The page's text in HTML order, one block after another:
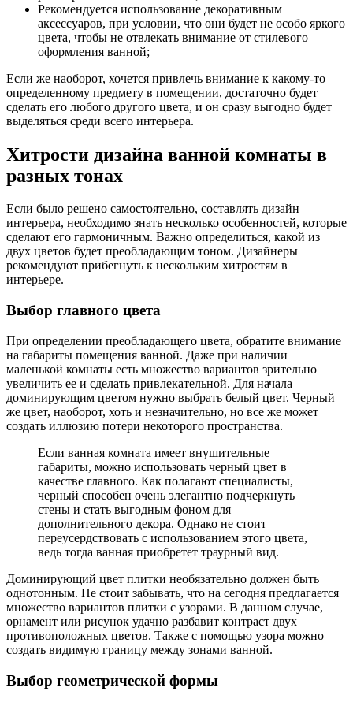
Рекомендуется использование декоративным
аксессуаров, при условии, что они будет не особо яркого
цвета, чтобы не отвлекать внимание от стилевого
оформления ванной;
Если же наоборот, хочется привлечь внимание к какому-то
определенному предмету в помещении, достаточно будет
сделать его любого другого цвета, и он сразу выгодно будет
выделяться среди всего интерьера.
Хитрости дизайна ванной комнаты в
разных тонах
Если было решено самостоятельно, составлять дизайн
интерьера, необходимо знать несколько особенностей, которые
сделают его гармоничным. Важно определиться, какой из
двух цветов будет преобладающим тоном. Дизайнеры
рекомендуют прибегнуть к нескольким хитростям в
интерьере.
Выбор главного цвета
При определении преобладающего цвета, обратите внимание
на габариты помещения ванной. Даже при наличии
маленькой комнаты есть множество вариантов зрительно
увеличить ее и сделать привлекательной. Для начала
доминирующим цветом нужно выбрать белый цвет. Черный
же цвет, наоборот, хоть и незначительно, но все же может
создать иллюзию потери некоторого пространства.
Если ванная комната имеет внушительные
габариты, можно использовать черный цвет в
качестве главного. Как полагают специалисты,
черный способен очень элегантно подчеркнуть
стены и стать выгодным фоном для
дополнительного декора. Однако не стоит
переусердствовать с использованием этого цвета,
ведь тогда ванная приобретет траурный вид.
Доминирующий цвет плитки необязательно должен быть
однотонным. Не стоит забывать, что на сегодня предлагается
множество вариантов плитки с узорами. В данном случае,
орнамент или рисунок удачно разбавит контраст двух
противоположных цветов. Также с помощью узора можно
создать видимую границу между зонами ванной.
Выбор геометрической формы